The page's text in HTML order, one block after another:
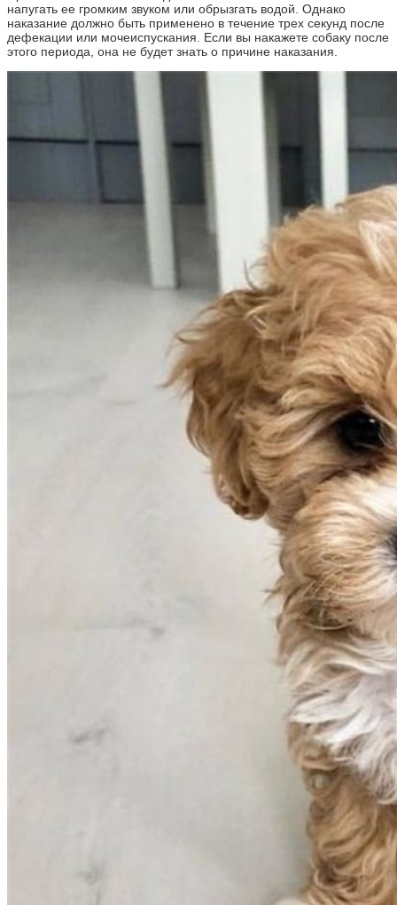
напугать ее громким звуком или обрызгать водой. Однако
наказание должно быть применено в течение трех секунд после
дефекации или мочеиспускания. Если вы накажете собаку после
этого периода, она не будет знать о причине наказания.